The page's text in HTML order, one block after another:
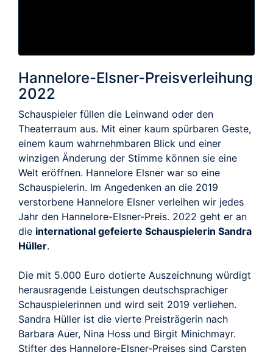
Hannelore-Elsner-Preisverleihung
2022
Schauspieler füllen die Leinwand oder den
Theaterraum aus. Mit einer kaum spürbaren Geste,
einem kaum wahrnehmbaren Blick und einer
winzigen Änderung der Stimme können sie eine
Welt eröffnen. Hannelore Elsner war so eine
Schauspielerin. Im Angedenken an die 2019
verstorbene Hannelore Elsner verleihen wir jedes
Jahr den Hannelore-Elsner-Preis. 2022 geht er an
die international gefeierte Schauspielerin Sandra
Hüller.
Die mit 5.000 Euro dotierte Auszeichnung würdigt
herausragende Leistungen deutschsprachiger
Schauspielerinnen und wird seit 2019 verliehen.
Sandra Hüller ist die vierte Preisträgerin nach
Barbara Auer, Nina Hoss und Birgit Minichmayr.
Stifter des Hannelore-Elsner-Preises sind Carsten